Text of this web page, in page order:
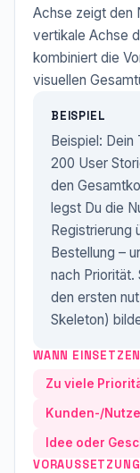
Achse zeigt den
vertikale Achse
kombiniert die
visuellen
BEISPIEL
Beispiel: Dein
200 User
den
legst Du die
Registrierung
Bestellung –
nach
den ersten
Skeleton)
WANN EINSETZEN
Zu viele
Kunden-/
Idee oder